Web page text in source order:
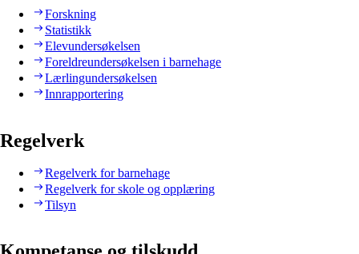
Forskning
Statistikk
Elevundersøkelsen
Foreldreundersøkelsen i barnehage
Lærlingundersøkelsen
Innrapportering
Regelverk
Regelverk for barnehage
Regelverk for skole og opplæring
Tilsyn